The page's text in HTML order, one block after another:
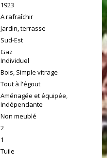
1923
A rafraîchir
Jardin, terrasse
Sud-Est
Gaz
Individuel
Bois, Simple vitrage
Tout à l'égout
Aménagée et équipée,
Indépendante
Non meublé
2
1
Tuile